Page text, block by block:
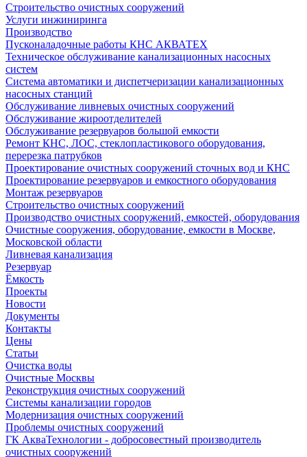
Строительство очистных сооружений
Услуги инжиниринга
Производство
Пусконаладочные работы КНС АКВАТЕХ
Техническое обслуживание канализационных насосных
систем
Система автоматики и диспетчеризации канализационных
насосных станций
Обслуживание ливневых очистных сооружений
Обслуживание жироотделителей
Обслуживание резервуаров большой емкости
Ремонт КНС, ЛОС, стеклопластикового оборудования,
перерезка патрубков
Проектирование очистных сооружений сточных вод и КНС
Проектирование резервуаров и емкостного оборудования
Монтаж резервуаров
Строительство очистных сооружений
Производство очистных сооружений, емкостей, оборудования
Очистные сооружения, оборудование, емкости в Москве,
Московской области
Ливневая канализация
Резервуар
Ёмкость
Проекты
Новости
Документы
Контакты
Цены
Статьи
Очистка воды
Очистные Москвы
Реконструкция очистных сооружений
Системы канализации городов
Модернизация очистных сооружений
Проблемы очистных сооружений
ГК АкваТехнологии - добросовестный производитель
очистных сооружений